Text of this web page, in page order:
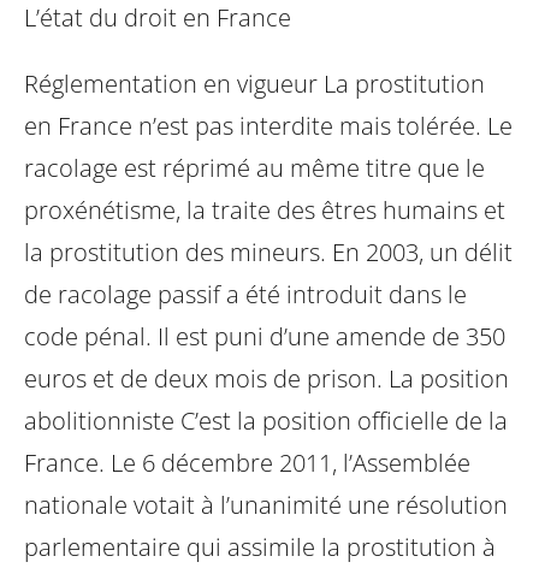
L’état du droit en France
Réglementation en vigueur La prostitution
en France n’est pas interdite maistolérée. Le
racolage est réprimé au même titre que le
proxénétisme, la traite des êtres humains et
la prostitution des mineurs. En 2003, un délit
de racolage passif a été introduit dans le
code pénal. Il est puni d’une amende de 350
euros et de deux mois de prison. La position
abolitionniste C’est la position officielle de la
France. Le 6 décembre 2011, l’Assemblée
nationale votait à l’unanimité une résolution
parlementaire qui assimile la prostitution à